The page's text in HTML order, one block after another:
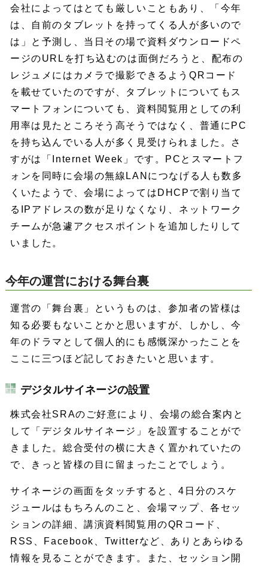
会社によってはとても厳しいこともあり、「今年
は、自前のタブレットを持ってくる人が多いので
は」と予測し、当日その場で資料ダウンロードペ
ージのURLを打ち込むのは面倒だろうと、配布の
レジュメにはカメラで撮影できるようQRコード
を載せていたのですが、タブレットについてもス
マートフォンについても、資料閲覧用としての利
用率は見たところそう高そうではなく、普通にPC
を持ち込んでいる人が多く見受けられました。さ
すがは「Internet Week」です。PCとスマートフ
ォンを同時に会場の無線LANにつなげる人も数多
くいたようで、会場によってはDHCPで割り当て
るIPアドレスの数が足りなくなり、ネットワーク
チームが急遽アクセスポイントを追加したりして
いました。
今年の運営における舞台裏
運営の「舞台裏」というものは、参加者の皆様は
知る必要もないことかと思いますが、しかし、今
年のドラマとして個人的にも感慨深かったことを
ここに三つほど記しておきたいと思います。
デジタルサイネージの設置
株式会社SRAのご好意により、会場の総合案内と
して「デジタルサイネージ」を設置することがで
きました。総合受付の横に大きく置かれていたの
で、きっと皆様の目に留まったことでしょう。
サイネージの画面をタッチすると、4日分のスケ
ジュールはもちろんのこと、会場マップ、各セッ
ションの詳細、講演資料閲覧用のQRコード、
RSS、Facebook、Twitterなど、ありとあらゆる
情報を見ることができます。また、セッション開